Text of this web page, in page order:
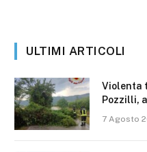
ULTIMI ARTICOLI
Violenta
Pozzilli,
7 Agosto